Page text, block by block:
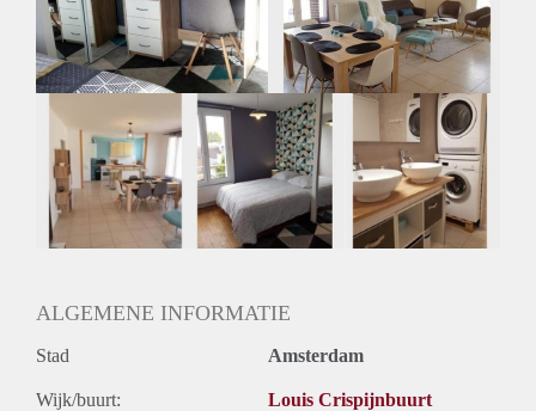
Geslacht huisgenoten: Gemengd
ALGEMENE INFORMATIE
Stad Amsterdam
Wijk/buurt: Louis Crispijnbuurt